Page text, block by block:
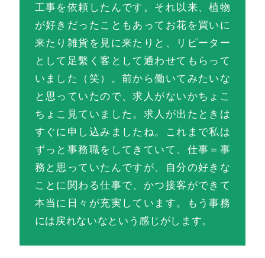
工事を依頼したんです。それ以来、植物
が好きだったこともあってお花を買いに
来たり雑貨を見に来たりと、リピーター
として足繫く客として通わせてもらって
いました（笑）。前から働いてみたいな
と思っていたので、求人がないかちょこ
ちょこ見ていました。求人が出たときは
すぐに申し込みましたね。これまで私は
ずっと事務職をしてきていて、仕事＝事
務と思っていたんですが、自分の好きな
ことに関わる仕事で、かつ接客ができて
本当に日々が充実しています。もう事務
には戻れないなという感じがします。